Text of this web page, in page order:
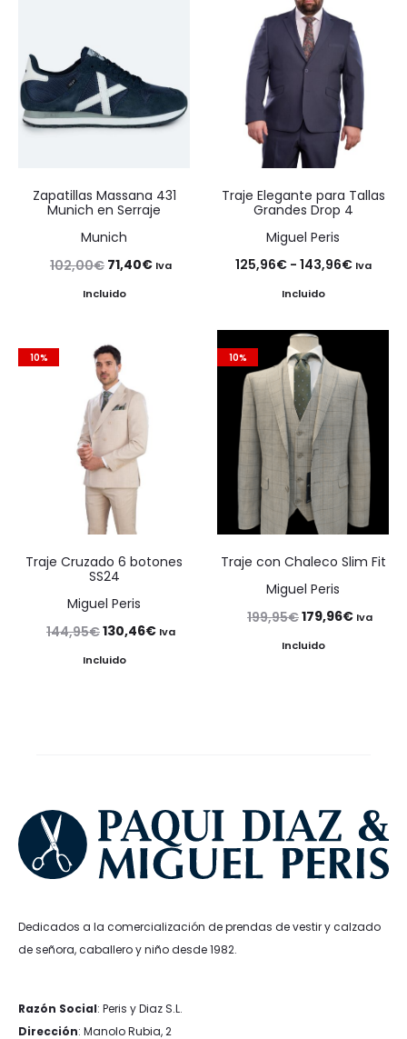
Zapatillas Massana 431
Munich en Serraje
Munich
102,00€ El
precio
era:
102,00€.
71,40€ElIva
Incluido
Traje Elegante para Tallas
Grandes Drop 4
Miguel Peris
125,96€ - 143,96€Rango
125,96€
hasta
143,96€
Iva
Incluido
10%
Traje Cruzado 6 botones
SS24
Miguel Peris
144,95€El
precio
130,46€ElIva
Incluido
10%
Traje con Chaleco Slim Fit
Miguel Peris
199,95€El
precio
179,96€ElIva
Incluido
Dedicados a la comercialización de prendas de vestir y calzado
de señora, caballero y niño desde 1982.
Razón Social: Peris y Diaz S.L.
Dirección: Manolo Rubia, 2